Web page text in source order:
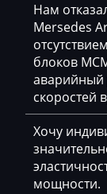
Extreme
Faresin
Farmtrac
Fendt
Fiat
Нам
Mersedes
блоков
скоростей
Хочу
мощности.